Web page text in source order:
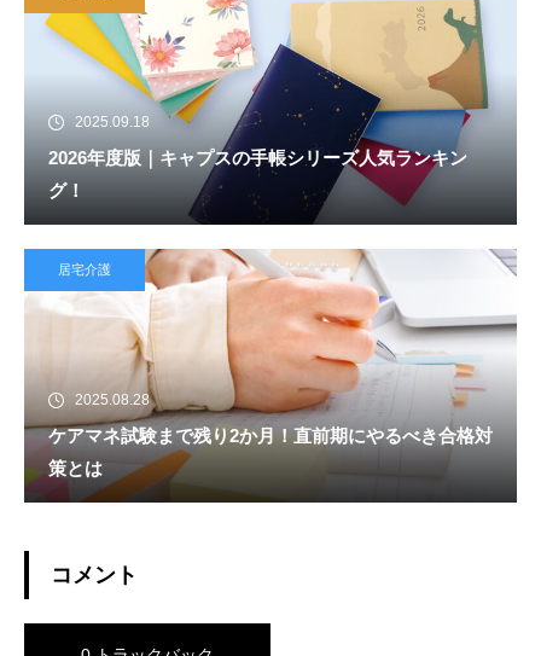
2025.09.18
2026年度版｜キャプスの手帳シリーズ人気ランキン
グ！
居宅介護
2025.08.28
ケアマネ試験まで残り2か月！直前期にやるべき合格対
策とは
コメント